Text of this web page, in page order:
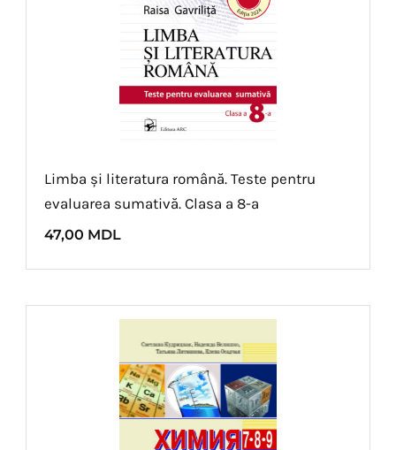
Limba și literatura română. Teste pentru
evaluarea sumativă. Clasa a 8-a
47,00 MDL